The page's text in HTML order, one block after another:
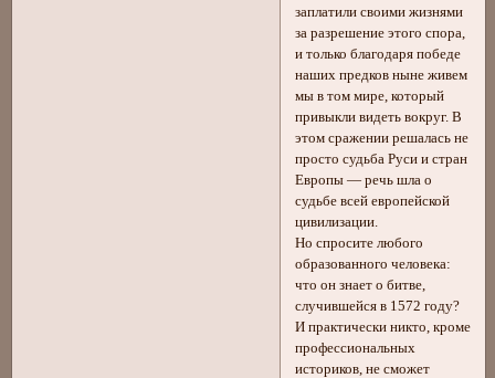
заплатили своими жизнями
за разрешение этого спора,
и только благодаря победе
наших предков ныне живем
мы в том мире, который
привыкли видеть вокруг. В
этом сражении решалась не
просто судьба Руси и стран
Европы — речь шла о
судьбе всей европейской
цивилизации.
Но спросите любого
образованного человека:
что он знает о битве,
случившейся в 1572 году?
И практически никто, кроме
профессиональных
историков, не сможет